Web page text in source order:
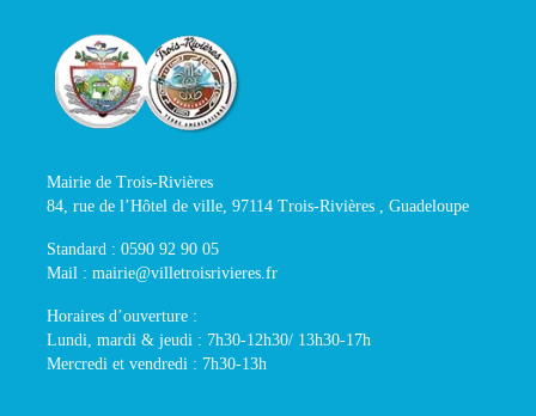
Mairie de Trois-Rivières
84, rue de l’Hôtel de ville, 97114 Trois-Rivières , Guadeloupe
Standard : 0590 92 90 05
Mail : mairie@villetroisrivieres.fr
Horaires d’ouverture :
Lundi, mardi & jeudi : 7h30-12h30/ 13h30-17h
Mercredi et vendredi : 7h30-13h